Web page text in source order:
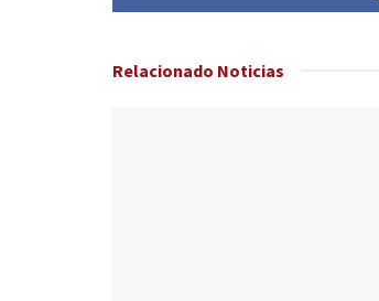
Relacionado Noticias